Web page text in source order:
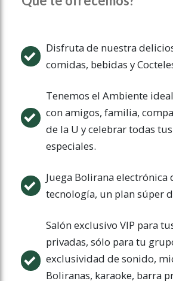
Disfruta de nuestra
comidas, bebidas y
Tenemos el Ambiente
con amigos, familia,
de la U y celebrar todas
especiales.
Juega Bolirana
tecnología, un plan súper
Salón exclusivo VIP para
privadas, sólo para tu
exclusividad de sonido,
Boliranas, karaoke, barra